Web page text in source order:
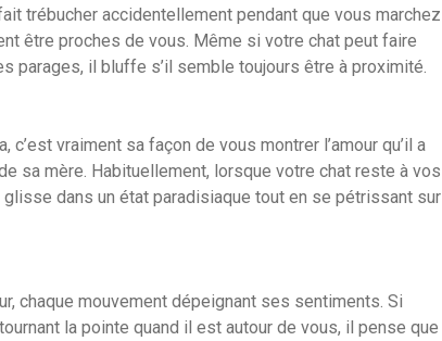
trébucher accidentellement pendant que vous marchez
être proches de vous. Même si votre chat peut faire
parages, il bluffe s’il semble toujours être à proximité.
vraiment sa façon de vous montrer l’amour qu’il a
sa mère. Habituellement, lorsque votre chat reste à vos
dans un état paradisiaque tout en se pétrissant sur
chaque mouvement dépeignant ses sentiments. Si
la pointe quand il est autour de vous, il pense que